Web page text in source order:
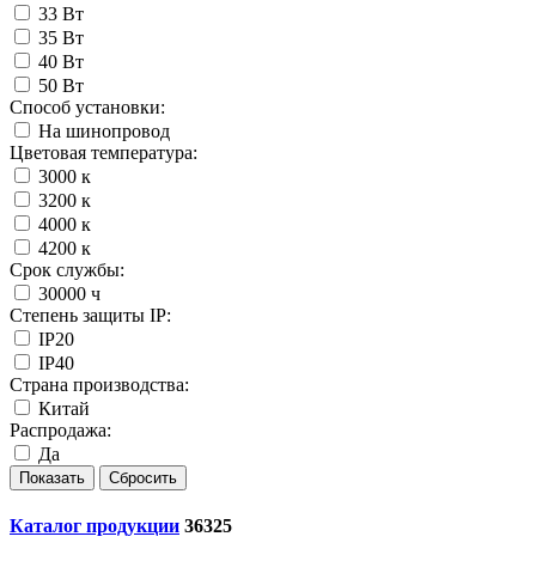
33 Вт
35 Вт
40 Вт
50 Вт
Способ установки:
На шинопровод
Цветовая температура:
3000 к
3200 к
4000 к
4200 к
Срок службы:
30000 ч
Степень защиты IP:
IP20
IP40
Страна производства:
Китай
Распродажа:
Да
Каталог продукции 36325